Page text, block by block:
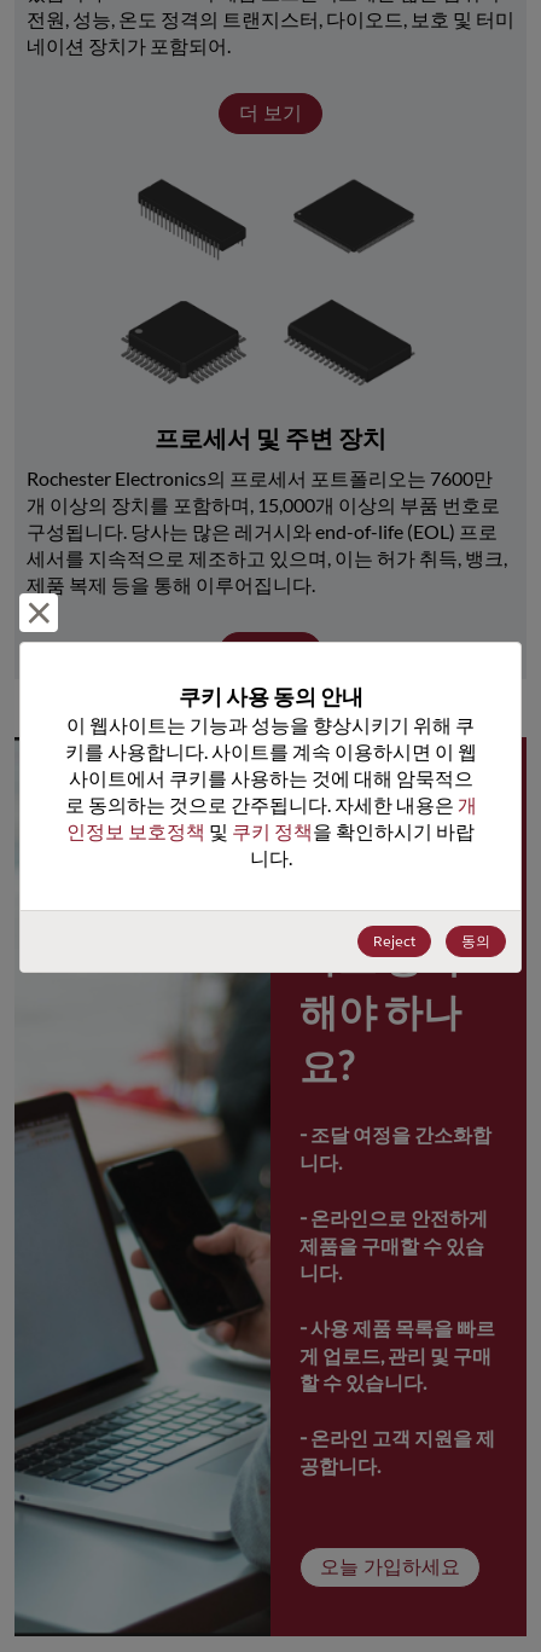
전원, 성능, 온도 정격의 트랜지스터, 다이오드, 보호 및 터미
네이션 장치가 포함되어.
더 보기
프로세서 및 주변 장치
Rochester Electronics의 프로세서 포트폴리오는 7600만
개 이상의 장치를 포함하며, 15,000개 이상의 부품 번호로
구성됩니다. 당사는 많은 레거시와 end-of-life (EOL) 프로
세서를 지속적으로 제조하고 있으며, 이는 허가 취득, 뱅크,
제품 복제 등을 통해 이루어집니다.
더 보기
왜
Rochester
포털 사용
자로 등록
해야 하나
요?
- 조달 여정을 간소화합
니다.
- 온라인으로 안전하게
제품을 구매할 수 있습
니다.
- 사용 제품 목록을 빠르
게 업로드, 관리 및 구매
할 수 있습니다.
- 온라인 고객 지원을 제
공합니다.
오늘 가입하세요
쿠키 사용 동의 안내
이 웹사이트는 기능과 성능을 향상시키기 위해 쿠
키를 사용합니다. 사이트를 계속 이용하시면 이 웹
사이트에서 쿠키를 사용하는 것에 대해 암묵적으
로 동의하는 것으로 간주됩니다. 자세한 내용은 개
인정보 보호정책 및 쿠키 정책을 확인하시기 바랍
니다.
Reject 동의